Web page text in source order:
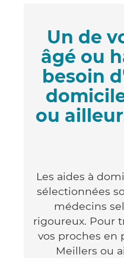
Un de
âgé ou
besoin
ou
Les aides à
sélectionnées
médecins
rigoureux. Pour
vos proches en
Meillers ou